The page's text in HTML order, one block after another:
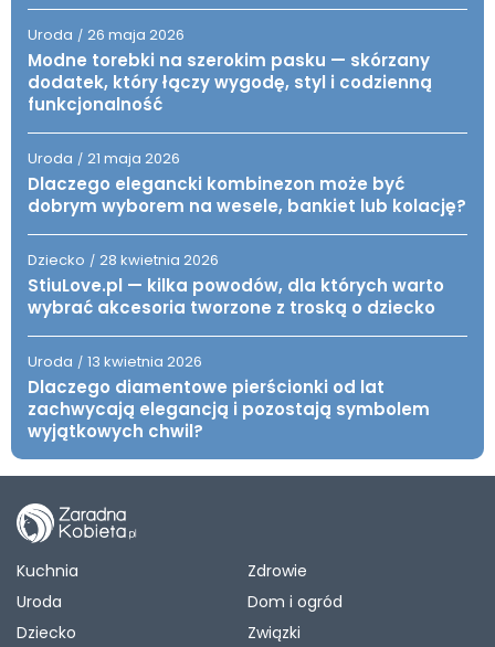
Uroda / 26 maja 2026
Modne torebki na szerokim pasku — skórzany
dodatek, który łączy wygodę, styl i codzienną
funkcjonalność
Uroda / 21 maja 2026
Dlaczego elegancki kombinezon może być
dobrym wyborem na wesele, bankiet lub kolację?
Dziecko / 28 kwietnia 2026
StiuLove.pl — kilka powodów, dla których warto
wybrać akcesoria tworzone z troską o dziecko
Uroda / 13 kwietnia 2026
Dlaczego diamentowe pierścionki od lat
zachwycają elegancją i pozostają symbolem
wyjątkowych chwil?
Kuchnia
Zdrowie
Uroda
Dom i ogród
Dziecko
Związki